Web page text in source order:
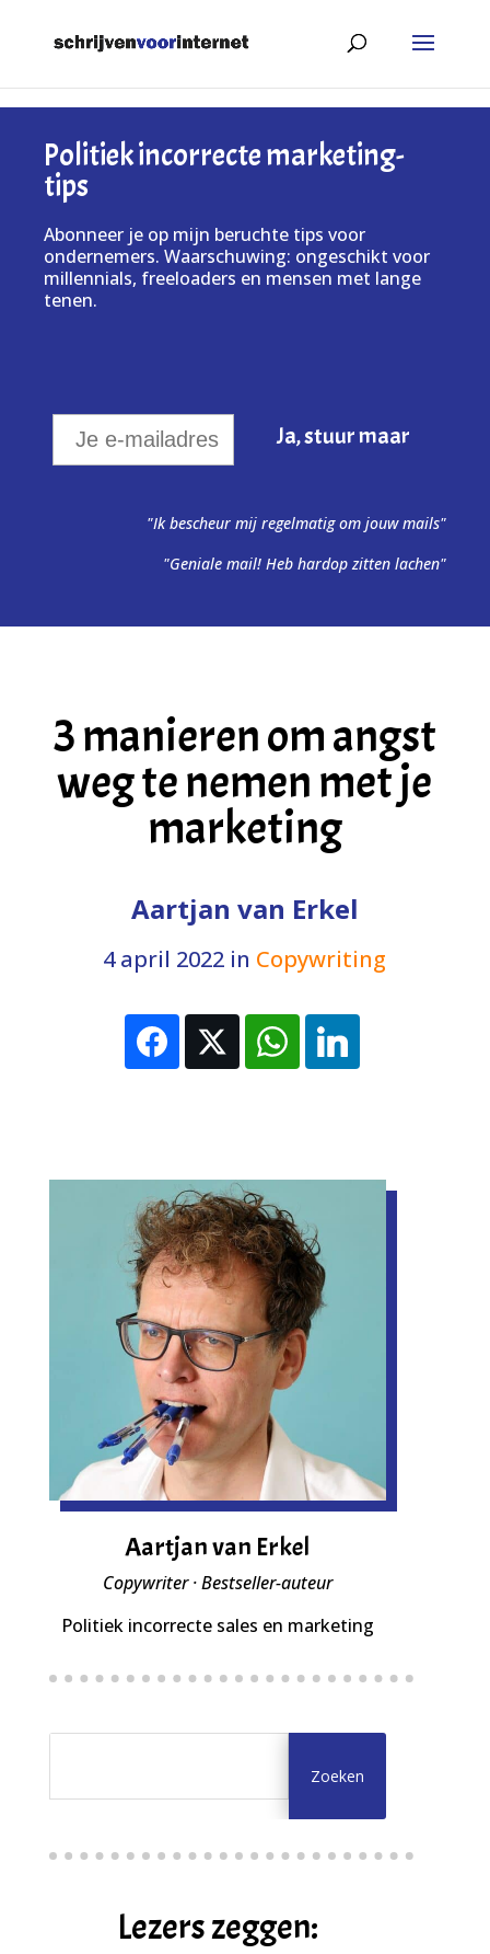
Politiek incorrecte marketing-
tips
Abonneer je op mijn beruchte tips voor
ondernemers. Waarschuwing: ongeschikt voor
millennials, freeloaders en mensen met lange
tenen.
"Ik bescheur mij regelmatig om jouw mails"
"Geniale mail! Heb hardop zitten lachen"
3 manieren om angst
weg te nemen met je
marketing
Aartjan van Erkel
4 april 2022 in Copywriting
Aartjan van Erkel
Copywriter · Bestseller-auteur
Politiek incorrecte sales en marketing
Lezers zeggen: